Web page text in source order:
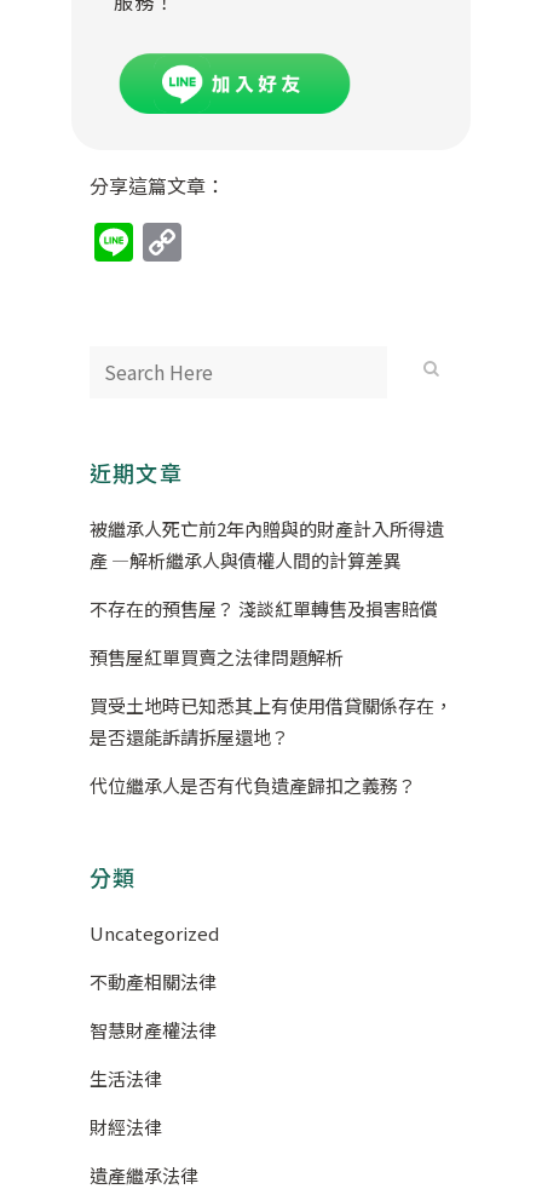
分享這篇文章：
Line
近期文章
被繼承人死亡前2年內贈與的財產計入所得遺
產 —解析繼承人與債權人間的計算差異
不存在的預售屋？ 淺談紅單轉售及損害賠償
預售屋紅單買賣之法律問題解析
買受土地時已知悉其上有使用借貸關係存在，
是否還能訴請拆屋還地？
代位繼承人是否有代負遺產歸扣之義務？
分類
Uncategorized
不動產相關法律
智慧財產權法律
生活法律
財經法律
遺產繼承法律